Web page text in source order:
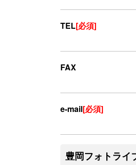
TEL[必須]
FAX
e-mail[必須]
豊岡フォトライ